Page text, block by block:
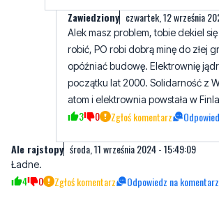
opóźniać budowę. Elektrownię
początku lat 2000. Solidarność z
atom i elektrownia powstała w
3 0 Zgłoś komentarz
środa, 11 września 2024 - 15:49:09
Kuba środa, 11 września 2024 - 15:52:24
Ale naiwne towarzystwo! Wierzą, że Tusk